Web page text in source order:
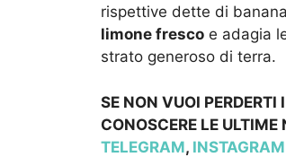
rispettive dette di
limone fresco e adagia
strato generoso di terra.
SE NON VUOI PERDERTI
CONOSCERE LE
TELEGRAM, INSTAGRAM